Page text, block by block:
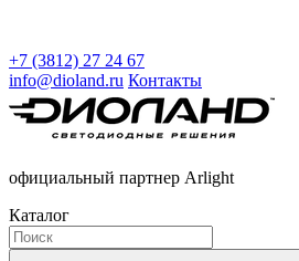
+7 (3812) 27 24 67
info@dioland.ru Контакты
официальный партнер Arlight
Каталог